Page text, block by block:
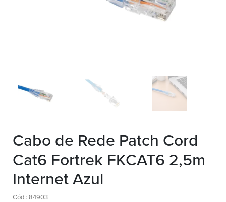
Cabo de Rede Patch Cord
Cat6 Fortrek FKCAT6 2,5m
Internet Azul
Cód.: 84903